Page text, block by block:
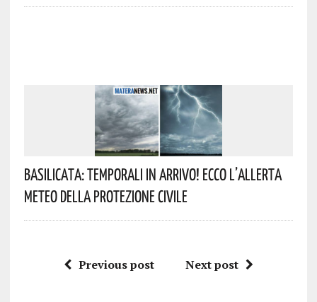
Basilicata: Temporali In Arrivo! Ecco L’allerta
Meteo Della Protezione Civile
Previous post Next post